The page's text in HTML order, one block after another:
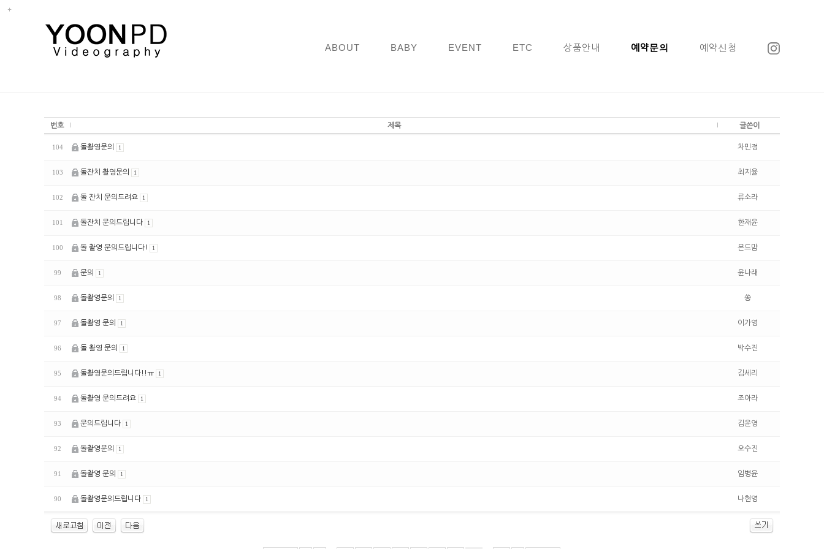
ABOUT BABY EVENT ETC 상품안내 예약문의 예약신청
번호 제목 글쓴이
104 돌촬영문의 1 차민정
103 돌잔치 촬영문의 1 최지율
102 돌 잔치 문의드려요 1 류소라
101 돌잔치 문의드립니다 1 한재윤
100 돌 촬영 문의드립니다! 1 몬드맘
99 문의 1 윤나래
98 돌촬영문의 1 쏭
97 돌촬영 문의 1 이가영
96 돌 촬영 문의 1 박수진
95 돌촬영문의드립니다!!ㅠ 1 김세리
94 돌촬영 문의드려요 1 조아라
93 문의드립니다 1 김윤영
92 돌촬영문의 1 오수진
91 돌촬영 문의 1 임병윤
90 돌촬영문의드립니다 1 나현영